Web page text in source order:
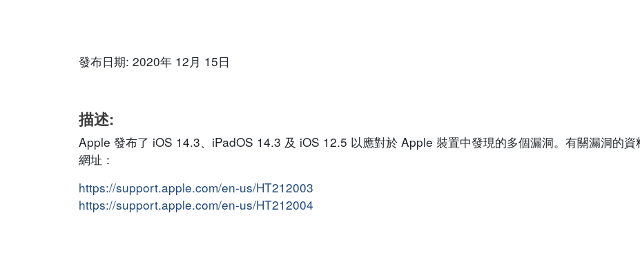
發布日期: 2020年 12月 15日
描述:
Apple 發布了 iOS 14.3、iPadOS 14.3 及 iOS 12.5 以應對於 Apple 裝置中發現的多個漏洞。有關漏洞的資
網址：
https://support.apple.com/en-us/HT212003
https://support.apple.com/en-us/HT212004